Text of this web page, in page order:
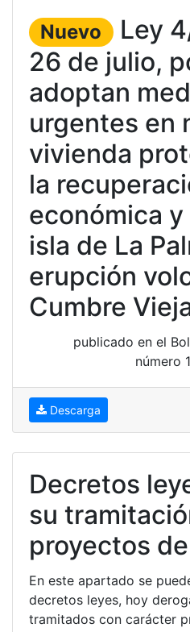
Nuevo Ley
26 de julio,
adoptan
urgentes en
vivienda
la
económica
isla de La
erupción
Cumbre
publicado en el
número
Descarga
Decretos
su
proyectos
En este apartado se
decretos leyes, hoy
tramitados con carácter